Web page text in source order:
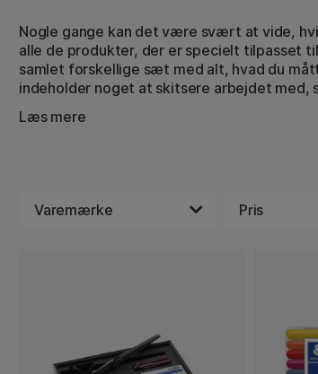
Nogle gange kan det være svært at vide,
alle de produkter, der er specielt tilpasset
samlet forskellige sæt med alt, hvad du
indeholder noget at skitsere arbejdet med,
fineliners til konturer og penselpenne eller
mange farver, mens andre fokuserer på
Læs mere
Varemærke Pris